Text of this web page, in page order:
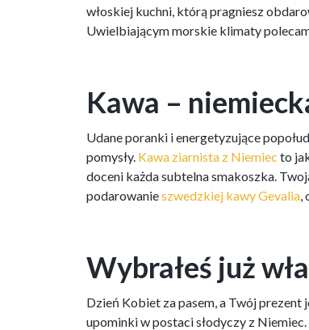
włoskiej kuchni, którą pragniesz
Uwielbiającym morskie klimaty
Kawa –
Udane poranki i energetyzujące
pomysły. Kawa ziarnista z Niemiec to
doceni każda subtelna smakoszka.
podarowanieszwedzkiej kawy Gevalia
Wybrałeś już
Dzień Kobiet za pasem, a Twój prezent
upominki w postaci słodyczy z